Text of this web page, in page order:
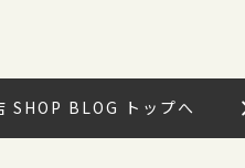
SHOP BLOG トップへ